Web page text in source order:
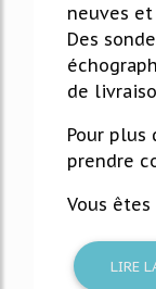
neuves
Des
de
Pour plus
prendre
Vous
LIRE